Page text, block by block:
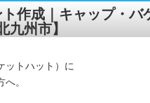
作成｜キャップ・バ
九州市】
ットハット）に
。